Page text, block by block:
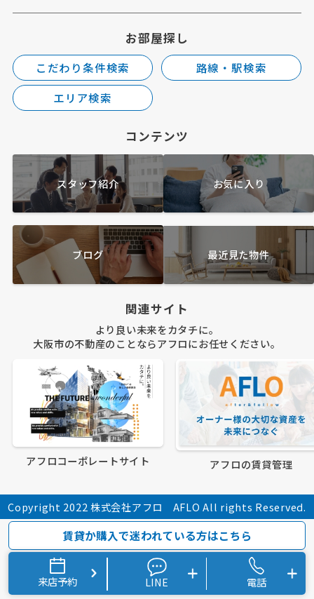
お部屋探し
こだわり条件検索
路線・駅検索
エリア検索
コンテンツ
スタッフ紹介 お気に入り
ブログ 最近見た物件
関連サイト
より良い未来をカタチに。
大阪市の不動産のことならアフロにお任せください。
アフロコーポレートサイト アフロの賃貸管理
Copyright 2022 株式会社アフロ AFLO All rights Reserved.
賃貸か購入で迷われている方はこちら
来店予約 LINE 電話